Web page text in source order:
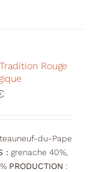
Rouge
du-Pape
: grenache 40%,
PRODUCTION :